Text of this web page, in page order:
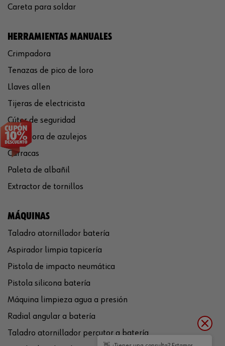
Careta para soldar
HERRAMIENTAS MANUALES
Crimpadora
Tenazas de pico de loro
Llaves allen
Tijeras de electricista
Cúter de seguridad
Cortadora de azulejos
Carracas
Paleta de albañil
Extractor de tornillos
MÁQUINAS
Taladro atornillador batería
Aspirador limpia tapicería
Pistola de impacto neumática
Pistola silicona batería
Máquina limpieza agua a presión
Radial angular a batería
Taladro atornillador percutor a batería